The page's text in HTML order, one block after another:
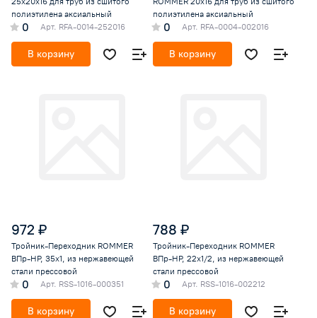
полиэтилена аксиальный
0 Арт. RFA-0014-252016
В корзину
полиэтилена аксиальный
0 Арт. RFA-0004-002016
В корзину
972 ₽
Тройник-Переходник ROMMER
ВПр-НР, 35х1, из нержавеющей
стали прессовой
0 Арт. RSS-1016-000351
В корзину
788 ₽
Тройник-Переходник ROMMER
ВПр-НР, 22х1/2, из нержавеющей
стали прессовой
0 Арт. RSS-1016-002212
В корзину